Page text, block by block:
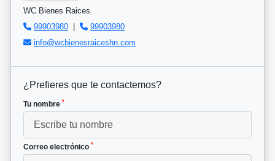
WC Bienes Raices
99903980
99903980
info@wcbienesraiceshn.com
¿Prefieres que te contactemos?
Tu nombre *
Correo electrónico *